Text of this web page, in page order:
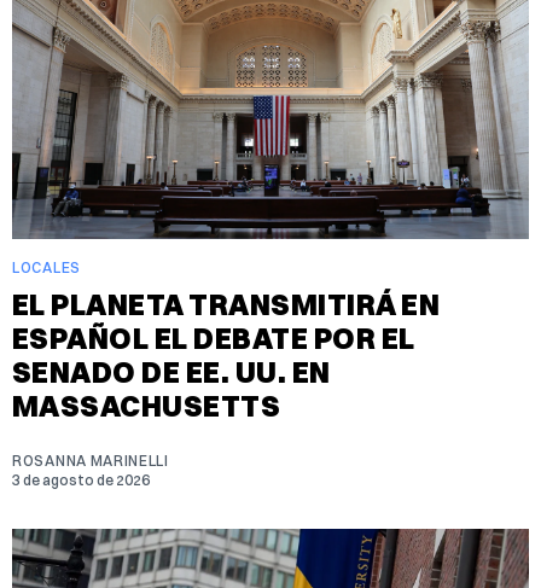
LOCALES
EL PLANETA TRANSMITIRÁ EN
ESPAÑOL EL DEBATE POR EL
SENADO DE EE. UU. EN
MASSACHUSETTS
ROSANNA MARINELLI
3 de agosto de 2026